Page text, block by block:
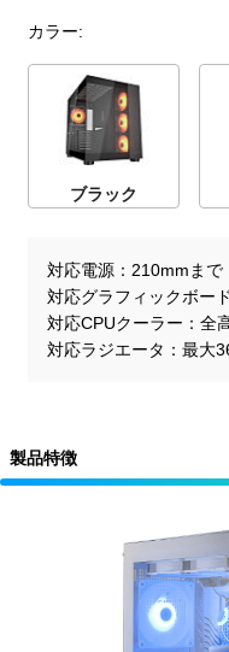
カラー:
ブラック
対応電源
210mmまで
対応グラフィックボード
対応CPUクーラー
全
対応ラジエータ
最大
製品特徴